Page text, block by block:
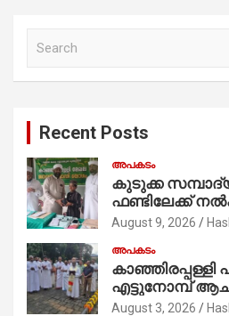
Recent Posts
അപകടം
കുടുക്ക
ഫണ്ടിലേക്ക്
വിദ്യാർത്ഥി
August 9, 2026
അപകടം
കാഞ്ഞിരപ്പള്ളി
എട്ടുനോമ്പ് ആചരണത്തിന്റെ
ഭാഗമായുള്ള
August 3, 2026